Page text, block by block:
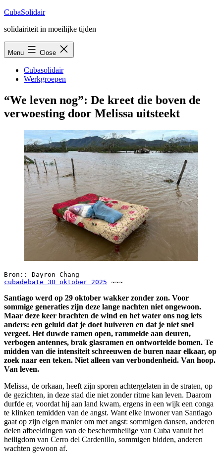
Skip
content
CubaSolidair
solidairiteit in moeilijke tijden
Menu Close
Cubasolidair
Werkgroepen
“We leven nog”: De kreet die boven de
verwoesting door Melissa uitsteekt
Bron:: Dayron Chang
cubadebate 30 oktober 2025 ~~~
Santiago werd op 29 oktober wakker zonder zon. Voor
sommige generaties zijn deze lange nachten niet ongewoon.
Maar deze keer brachten de wind en het water ons nog iets
anders: een geluid dat je doet huiveren en dat je niet snel
vergeet. Het duwde ramen open, rammelde aan deuren,
verbogen antennes, brak glasramen en ontwortelde bomen. Te
midden van die intensiteit schreeuwen de buren naar elkaar, op
zoek naar een teken. Niet alleen van verbondenheid. Van hoop.
Van leven.
Melissa, de orkaan, heeft zijn sporen achtergelaten in de straten, op
de gezichten, in deze stad die niet zonder ritme kan leven. Daarom
durfde er, voordat hij aan land kwam, ergens in een wijk een conga
te klinken temidden van de angst. Want elke inwoner van Santiago
gaat op zijn eigen manier om met angst: sommigen dansen, anderen
delen afbeeldingen van de beschermheilige van Cuba vanuit het
heiligdom van Cerro del Cardenillo, sommigen bidden, anderen
wachten gewoon af.